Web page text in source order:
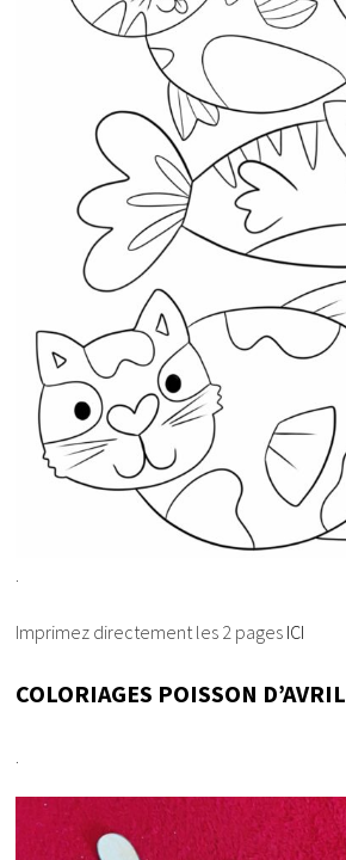
Imprimez directement les 2 pages ICI
COLORIAGES POISSON D’AVRIL